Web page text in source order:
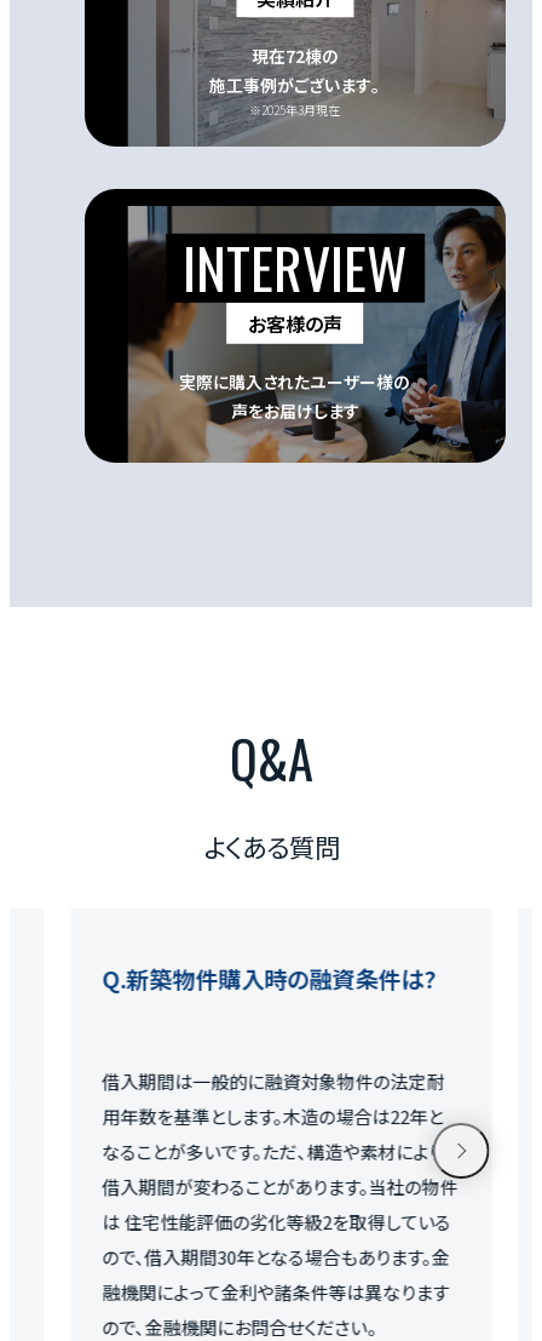
現在72棟の
施工事例がございます｡
※2025年3月現在
お客様の声
実際に購入されたユーザー様の
声をお届けします
Q&A
よくある質問
物件購入時の融資条件は?
は一般的に融資対象物件の法定耐
基準とします。木造の場合は22年と
が多いです。ただ、構造や素材により
が変わることがあります。当社の物件
能評価の劣化等級2を取得している
入期間30年となる場合もあります。金
よって金利や諸条件等は異なります
融機関にお問合せください。
新築木造ア
物件価格以外に、
産取得税、火災保
からの直接購入の
3%+6万円)は不要